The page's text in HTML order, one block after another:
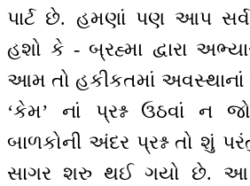
પાર્ટ છે. હમણાં પણ આપ સર્વ
હશો કે - બ્રહ્મા દ્વારા
આમ તો હકીકતમાં અવસ્થાનાં
‘કેમ’ નાં પ્રશ્ન ઉઠવાં ન
બાળકોની અંદર પ્રશ્ન તો શું
સાગર શરુ થઈ ગયો છે.